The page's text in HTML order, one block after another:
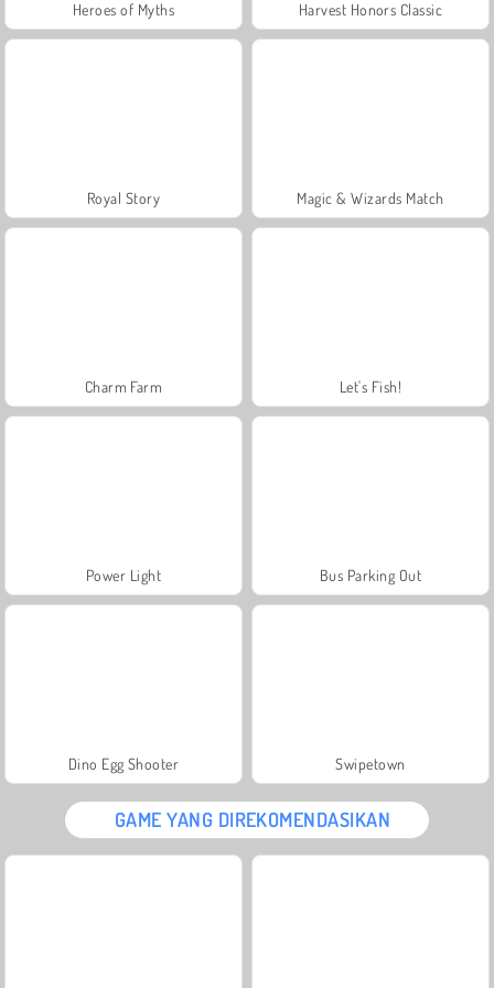
Heroes of Myths Harvest Honors Classic
Royal Story Magic & Wizards Match
Charm Farm Let's Fish!
Power Light Bus Parking Out
Dino Egg Shooter Swipetown
GAME YANG DIREKOMENDASIKAN